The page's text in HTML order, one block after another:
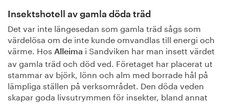
Insektshotell av gamla döda träd
Det var inte längesedan som gamla träd sågs som
värdelösa om de inte kunde omvandlas till energi och
värme. Hos Alleima i Sandviken har man insett värdet
av gamla träd och död ved. Företaget har placerat ut
stammar av björk, lönn och alm med borrade hål på
lämpliga ställen på verksområdet. Den döda veden
skapar goda livsutrymmen för insekter, bland annat